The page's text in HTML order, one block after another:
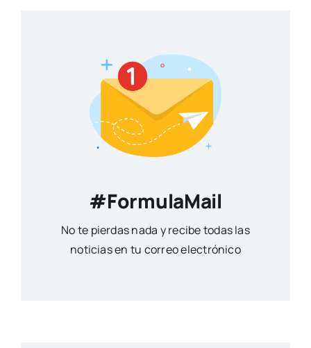
#FormulaMail
No te pierdas nada y recibe todas las
noticias en tu correo electrónico